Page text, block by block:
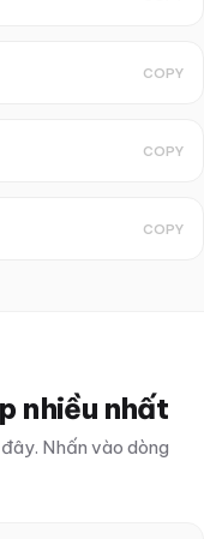
COPY
COPY
COPY
nhiều nhất
Nhấn vào dòng